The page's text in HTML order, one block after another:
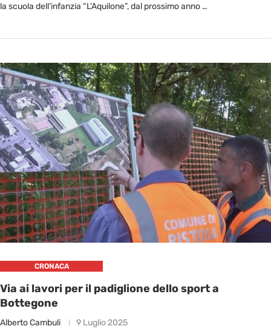
la scuola dell’infanzia “L’Aquilone”, dal prossimo anno …
CRONACA
Via ai lavori per il padiglione dello sport a
Bottegone
Alberto Cambuli 9 Luglio 2025